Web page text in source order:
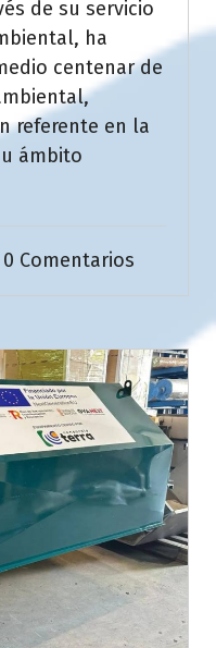
de su servicio
ha
centenar de
referente en la
ámbito
0 Comentarios